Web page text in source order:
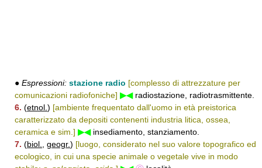
● Espressioni: stazione radio [complesso di attrezzature per
comunicazioni radiofoniche] ▶◀radiostazione, radiotrasmittente.
6. (etnol. ) [ambiente frequentato dall'uomo in età preistorica
caratterizzato da depositi contenenti industria litica, ossea,
ceramica e sim.] ▶◀insediamento, stanziamento.
7. (biol. geogr.) [luogo, considerato nel suo valore topografico ed
ecologico, in cui una specie animale o vegetale vive in modo